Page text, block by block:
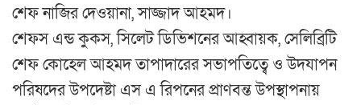
শেফ নাজির দেওয়ানা, সাজ্জাদ আহমদ।
শেফস এন্ড কুকস, সিলেট ডিভিশনের আহ্বায়ক, সেলিব্রিটি
শেফ কোহেল আহমদ তাপাদারের সভাপতিত্বে ও উদযাপন
পরিষদের উপদেষ্টা এস এ রিপনের প্রাণবন্ত উপস্থাপনায়